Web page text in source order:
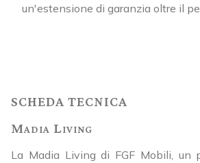
un'estensione di garanzia oltre il
SCHEDA TECNICA
Madia Living
La Madia Living di FGF Mobili, un